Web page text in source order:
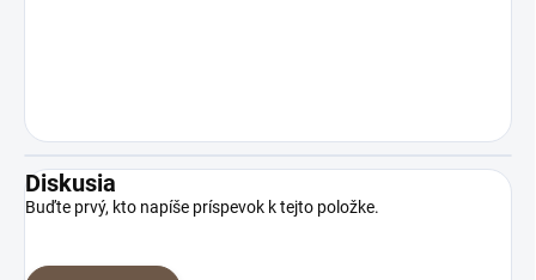
Diskusia
Buďte prvý, kto napíše príspevok k tejto položke.